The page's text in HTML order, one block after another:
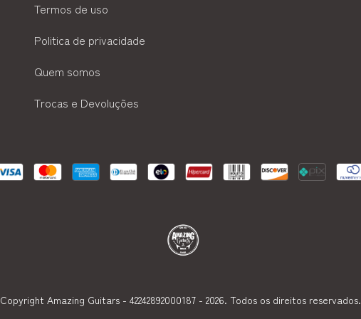
Termos de uso
Politica de privacidade
Quem somos
Trocas e Devoluções
Copyright Amazing Guitars - 42242892000187 - 2026. Todos os direitos reservados.